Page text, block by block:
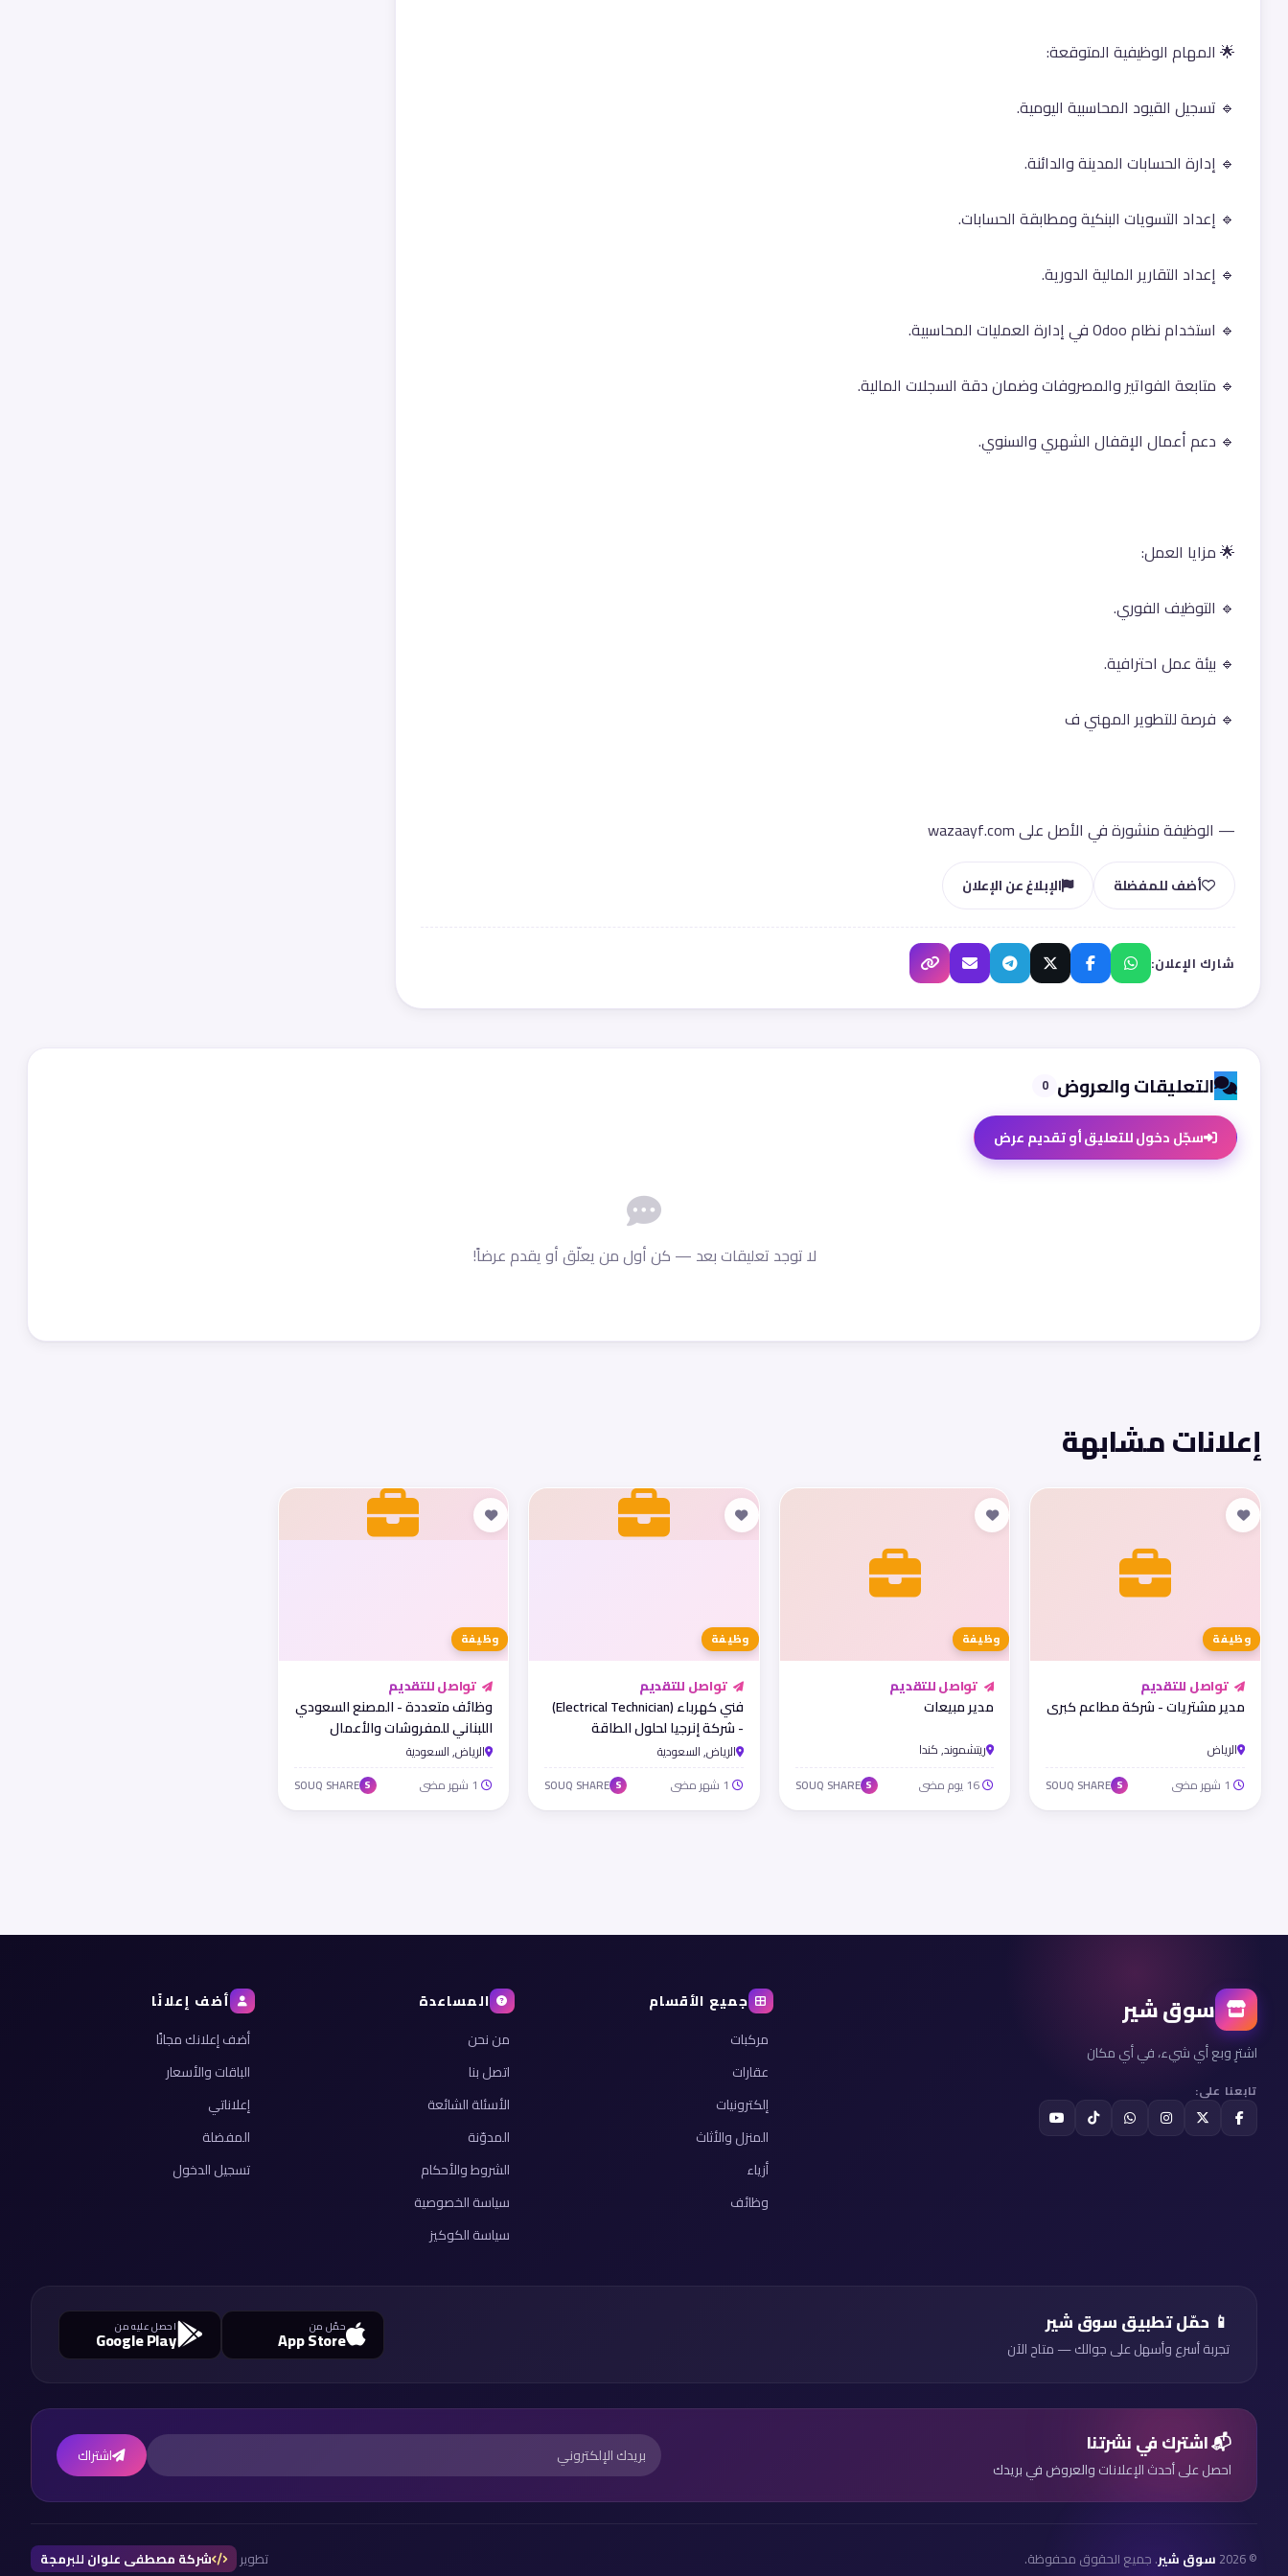
🌟 المهام الوظيفية المتوقعة:
🔹 تسجيل القيود المحاسبية اليومية.
🔹 إدارة الحسابات المدينة والدائنة.
🔹 إعداد التسويات البنكية ومطابقة الحسابات.
🔹 إعداد التقارير المالية الدورية.
🔹 استخدام نظام Odoo في إدارة العمليات المحاسبية.
🔹 متابعة الفواتير والمصروفات وضمان دقة السجلات المالية.
🔹 دعم أعمال الإقفال الشهري والسنوي.
🌟 مزايا العمل:
🔹 التوظيف الفوري.
🔹 بيئة عمل احترافية.
🔹 فرصة للتطوير المهني ف
— الوظيفة منشورة في الأصل على wazaayf.com
أضف للمفضلة الإبلاغ عن الإعلان
شارك الإعلان:
التعليقات والعروض 0
سجّل دخول للتعليق أو تقديم عرض
لا توجد تعليقات بعد — كن أول من يعلّق أو يقدم عرضاً!
إعلانات مشابهة
وظيفة
تواصل للتقديم
مدير مشتريات - شركة مطاعم كبرى
الرياض
S
SOUQ SHARE
وظيفة
تواصل للتقديم
مدير مبيعات
ريتشموند, كندا
16 يوم مضى
S
SOUQ SHARE
وظيفة
تواصل للتقديم
فني كهرباء (Electrical Technician)
- شركة إنرجيا لحلول الطاقة
الرياض, السعودية
S
SOUQ SHARE
وظيفة
تواصل للتقديم
وظائف متعددة - المصنع السعودي
اللبناني للمفروشات والأعمال
الخشبية
الرياض, السعودية
1 شهر مضى
S
SOUQ SHARE
سوق شير
اشترِ وبع أي شيء، في أي مكان
تابعنا على:
جميع الأقسام
مركبات
عقارات
إلكترونيات
المنزل والأثاث
أزياء
وظائف
المساعدة
من نحن
اتصل بنا
الأسئلة الشائعة
المدوّنة
الشروط والأحكام
سياسة الخصوصية
سياسة الكوكيز
أضف إعلانًا
أضف إعلانك مجانًا
الباقات والأسعار
إعلاناتي
المفضلة
تسجيل الدخول
📱 حمّل تطبيق سوق شير
تجربة أسرع وأسهل على جوالك — متاح الآن
حمّل من
App Store احصل عليه من
Google Play
📬 اشترك في نشرتنا
احصل على أحدث الإعلانات والعروض في بريدك
اشتراك
© 2026 سوق شير. جميع الحقوق محفوظة. تطوير شركة مصطفى علوان للبرمجة